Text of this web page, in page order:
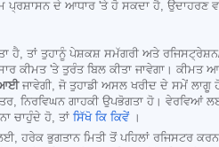
ਪ੍ਰਸ਼ਾਸਨ ਦੇ ਆਧਾਰ 'ਤੇ ਹੋ ਸਕਦਾ ਹੈ,
ਹੈ, ਤਾਂ ਤੁਹਾਨੂੰ ਪੇਸ਼ਕਸ਼ ਸਮੱਗਰੀ ਅਤੇ
ਕੀਮਤ 'ਤੇ ਤੁਰੰਤ ਬਿਲ ਕੀਤਾ ਜਾਵੇਗਾ। ਕੀਮਤ
ਜਾਵੇਗੀ, ਜੋ ਤੁਹਾਡੀ ਅਸਲ ਖਰੀਦ ਦੇ ਸਮੇਂ ਲਾਗੂ
ਨਿਰਵਿਘਨ ਗਾਹਕੀ ਉਪਭੋਗਤਾ ਹੋ। ਵੇਰਵਿਆਂ
ਚਾਹੁੰਦੇ ਹੋ, ਤਾਂ ਸਿੱਖੋ ਕਿ ਕਿਵੇਂ।
ਲਈ, ਹਰੇਕ ਭੁਗਤਾਨ ਮਿਤੀ ਤੋਂ ਪਹਿਲਾਂ